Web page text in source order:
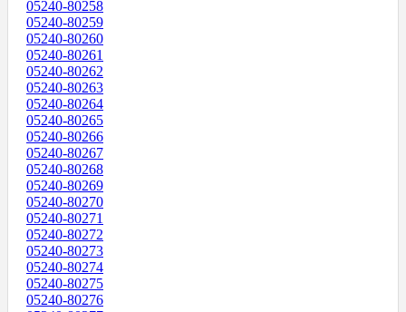
05240-80258
05240-80259
05240-80260
05240-80261
05240-80262
05240-80263
05240-80264
05240-80265
05240-80266
05240-80267
05240-80268
05240-80269
05240-80270
05240-80271
05240-80272
05240-80273
05240-80274
05240-80275
05240-80276